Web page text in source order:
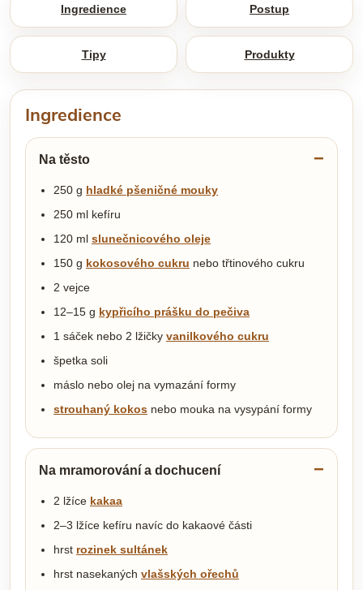
Ingredience Postup
Tipy Produkty
Ingredience
Na těsto
250 g hladké pšeničné mouky
250 ml kefíru
120 ml slunečnicového oleje
150 g kokosového cukru nebo třtinového cukru
2 vejce
12–15 g kypřicího prášku do pečiva
1 sáček nebo 2 lžičky vanilkového cukru
špetka soli
máslo nebo olej na vymazání formy
strouhaný kokos nebo mouka na vysypání formy
Na mramorování a dochucení
2 lžíce kakaa
2–3 lžíce kefíru navíc do kakaové části
hrst rozinek sultánek
hrst nasekaných vlašských ořechů